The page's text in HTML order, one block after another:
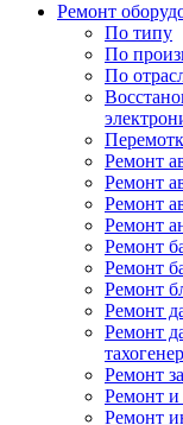
Ремонт
По типу
По
По
Ремонт
Ремонт
Ремонт
Ремонт
Ремонт
Ремонт
Ремонт
Ремонт
Ремонт
Ремонт
Ремонт и
Ремонт